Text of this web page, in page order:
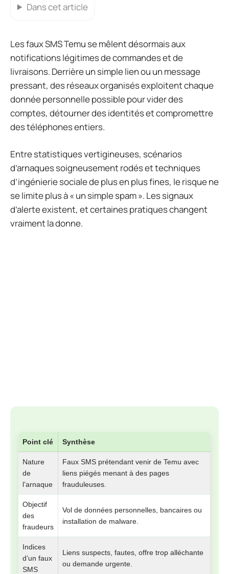
Dans cet article
Les faux SMS Temu se mêlent désormais aux
notifications légitimes de commandes et de
livraisons. Derrière un simple lien ou un message
pressant, des réseaux organisés exploitent chaque
donnée personnelle possible pour vider des
comptes, détourner des identités et compromettre
des téléphones entiers.
Entre statistiques vertigineuses, scénarios
d’arnaques soigneusement rodés et techniques
d’ingénierie sociale de plus en plus fines, le risque ne
se limite plus à « un simple spam ». Les signaux
d’alerte existent, et certaines pratiques changent
vraiment la donne.
Point clé Synthèse
Nature
de
l’arnaque
Faux SMS prétendant venir de Temu avec
liens piégés menant à des pages
frauduleuses.
Objectif
des
fraudeurs
Vol de données personnelles, bancaires ou
installation de malware.
Indices
d’un faux
SMS
Liens suspects, fautes, offre trop alléchante
ou demande urgente.